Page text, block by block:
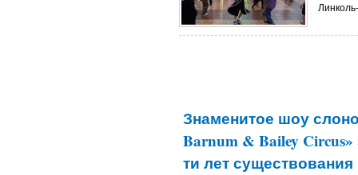
Знаменитое шоу
Barnum & Bailey
ти лет существования